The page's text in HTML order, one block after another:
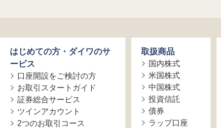
はじめての方・ダイワのサ
ービス
口座開設をご検討の方
お取引スタートガイド
証券総合サービス
ツインアカウント
2つのお取引コース
取扱商品
国内株式
米国株式
中国株式
投資信託
債券
ラップ口座